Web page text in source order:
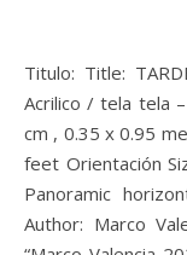
Titulo: Title: TARDE EN EL TRÓPICO Tecnica technique:
Acrilico / tela tela
cm , 0.35 x 0.95
feet Orientación
Panoramic
Author: Marco